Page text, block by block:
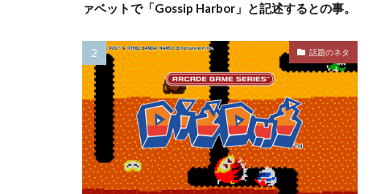
ァベットで「Gossip Harbor」と記述するとの事。
話題のネタ